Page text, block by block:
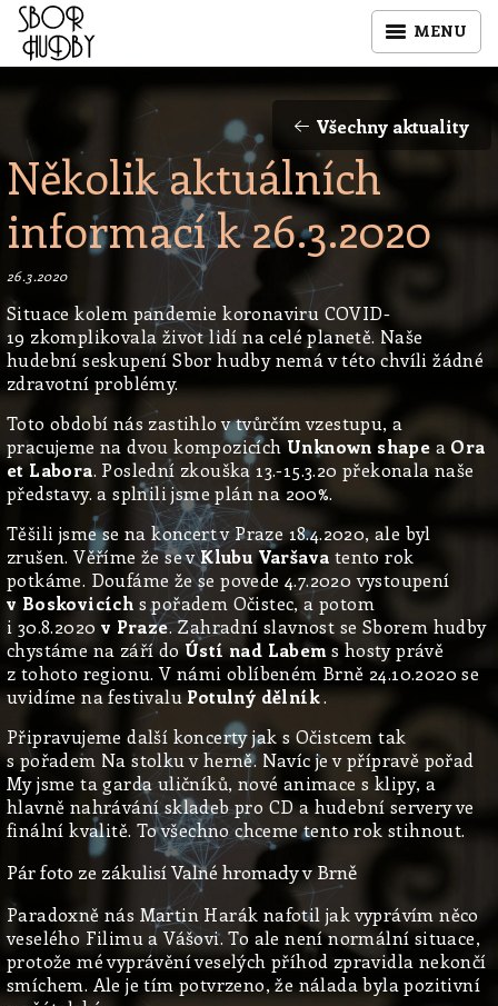
MENU
Všechny aktuality
Několik aktuálních
informací k 26.3.2020
26.3.2020
Situace kolem pandemie koronaviru COVID-
19 zkomplikovala život lidí na celé planetě. Naše
hudební seskupení Sbor hudby nemá v této chvíli žádné
zdravotní problémy.
Toto období nás zastihlo v tvůrčím vzestupu, a
pracujeme na dvou kompozicích Unknown shape a Ora
et Labora. Poslední zkouška 13.-15.3.20 překonala naše
představy. a splnili jsme plán na 200%.
Těšili jsme se na koncert v Praze 18.4.2020, ale byl
zrušen. Věříme že se vKlubu Varšava tento rok
potkáme. Doufáme že se povede 4.7.2020 vystoupení
v Boskovicích s pořadem Očistec, a potom
i 30.8.2020 v Praze. Zahradní slavnost se Sborem hudby
chystáme na září do Ústí nad Labem s hosty právě
z tohoto regionu. V námi oblíbeném Brně 24.10.2020 se
uvidíme na festivaluPotulný dělník.
Připravujeme další koncerty jak s Očistcem tak
s pořadem Na stolku v herně. Navíc je v přípravě pořad
My jsme ta garda uličníků, nové animace s klipy, a
hlavně nahrávání skladeb pro CD a hudební servery ve
finální kvalitě. To všechno chceme tento rok stihnout.
Pár foto ze zákulisí Valné hromady v Brně
Paradoxně nás Martin Harák nafotil jak vyprávím něco
veselého Filimu a Vášovi. To ale není normální situace,
protože mé vyprávění veselých příhod zpravidla nekončí
smíchem. Ale je tím potvrzeno, že nálada byla pozitivní